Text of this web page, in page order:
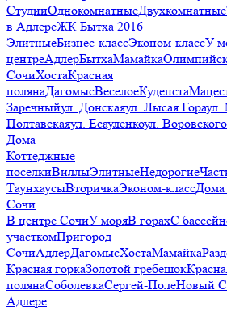
СтудииОднокомнатныеДвухкомнатные
в АдлереЖК Бытха 2016
ЭлитныеБизнес-классЭконом-классУ
центреАдлерБытхаМамайка
СочиХостаКрасная
полянаДагомысВеселоеКудепста
Заречныйул. Донскаяул. Лысая Гораул.
Полтавскаяул. Есауленкоул. Воровского
Дома
Коттеджные
поселкиВиллыЭлитныеНедорогие
ТаунхаусыВторичкаЭконом-классДома
Сочи
В центре СочиУ моряВ горахС
участкомПригород
СочиАдлерДагомысХостаМамайка
Красная горкаЗолотой гребешок
полянаСоболевкаСергей-ПолеНовый
Адлере